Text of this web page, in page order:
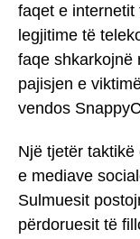
faqet e internetit
legjitime të
faqe shkarkojnë
pajisjen e
vendos
Një tjetër
e mediave
Sulmuesit
përdoruesit të